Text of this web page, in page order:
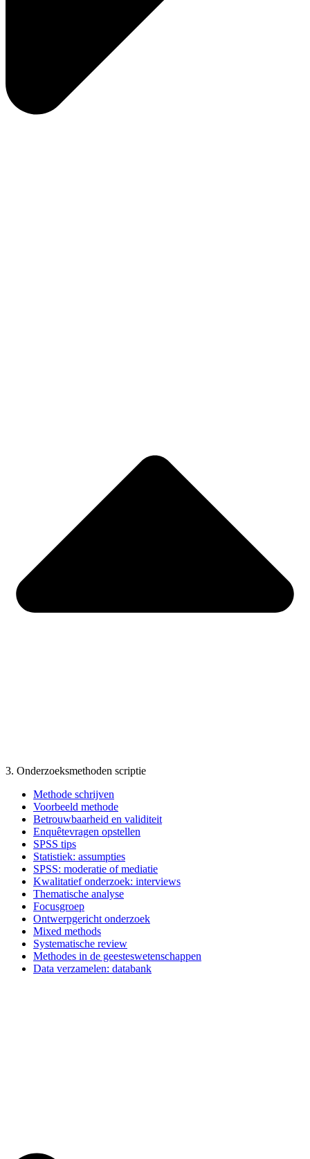
3. Onderzoeksmethoden scriptie
Methode schrijven
Voorbeeld methode
Betrouwbaarheid en validiteit
Enquêtevragen opstellen
SPSS tips
Statistiek: assumpties
SPSS: moderatie of mediatie
Kwalitatief onderzoek: interviews
Thematische analyse
Focusgroep
Ontwerpgericht onderzoek
Mixed methods
Systematische review
Methodes in de geesteswetenschappen
Data verzamelen: databank